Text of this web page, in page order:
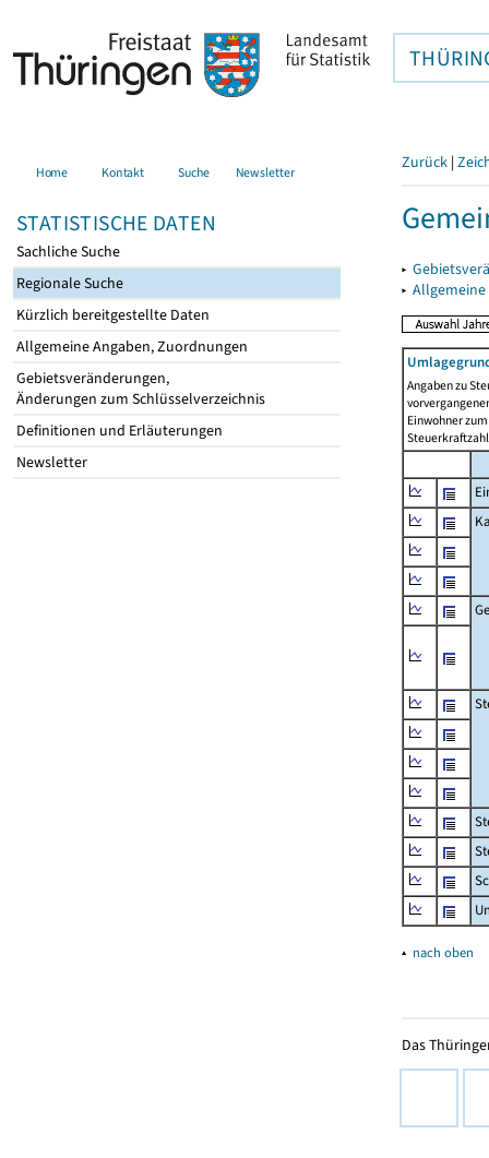
Home Kontakt Suche Newsletter
STATISTISCHE DATEN
Sachliche Suche
Regionale Suche
Kürzlich bereitgestellte Daten
Allgemeine Angaben, Zuordnungen
Gebietsveränderungen,
Änderungen zum Schlüsselverzeichnis
Definitionen und Erläuterungen
Newsletter
Zurück |
▸
▸
Angaben zu
Einwohner
▴ nach oben
Das